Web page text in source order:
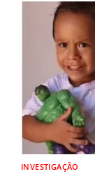
INVESTIGAÇÃO